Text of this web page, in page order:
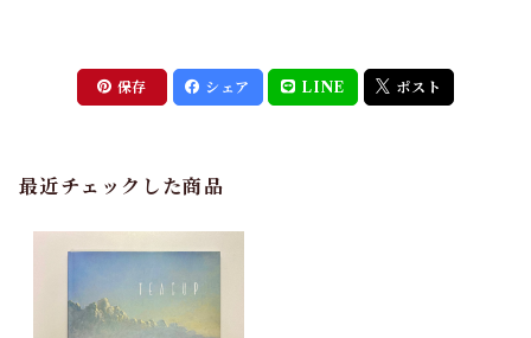
保存 シェア LINE ポスト
最近チェックした商品